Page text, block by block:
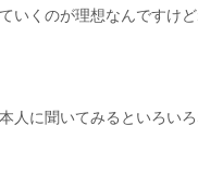
いくのが理想なんですけど
人に聞いてみるといろいろ